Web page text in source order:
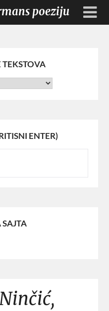
poeziju
TEKSTOVA
ENTER)